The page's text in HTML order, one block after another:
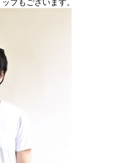
プもございます。